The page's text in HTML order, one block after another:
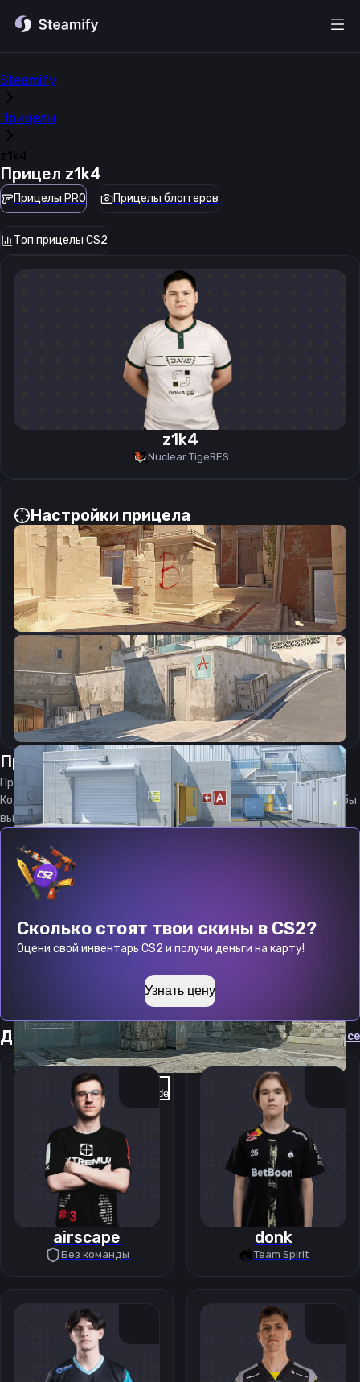
Steamify
Прицелы
z1k4
Прицел z1k4
Прицелы PRO Прицелы блоггеров
Топ прицелы CS2
z1k4
Nuclear TigeRES
Настройки прицела
Previous slide Next slide
CSGO-MxpLo-BK7M7-KThQm-FXERL-GPqNO
Скопировать
Прицелзикаот09.08.2026
Прицел z1k4 является актуальным на
09.08.2026
Код прицела
CS 2 стараемся еженедельно обновлять, чтобы
вы могли играть с актуальными настройками игрока.
Сколько стоят твои скины в CS2?
Оцени свой инвентарь CS2 и получи деньги на карту!
Узнать цену
Другие прицелы Cмотреть все
airscape
Без команды
donk
Team Spirit